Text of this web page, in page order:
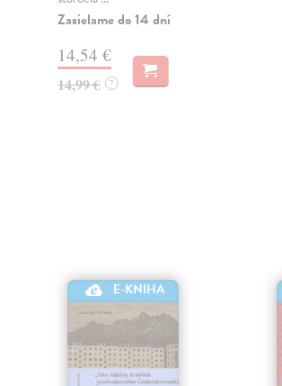
Zasielame do 14 dní
14,54 €
14,99 € ?
E-KNIHA